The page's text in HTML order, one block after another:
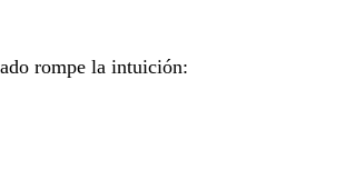
rompe la intuición: